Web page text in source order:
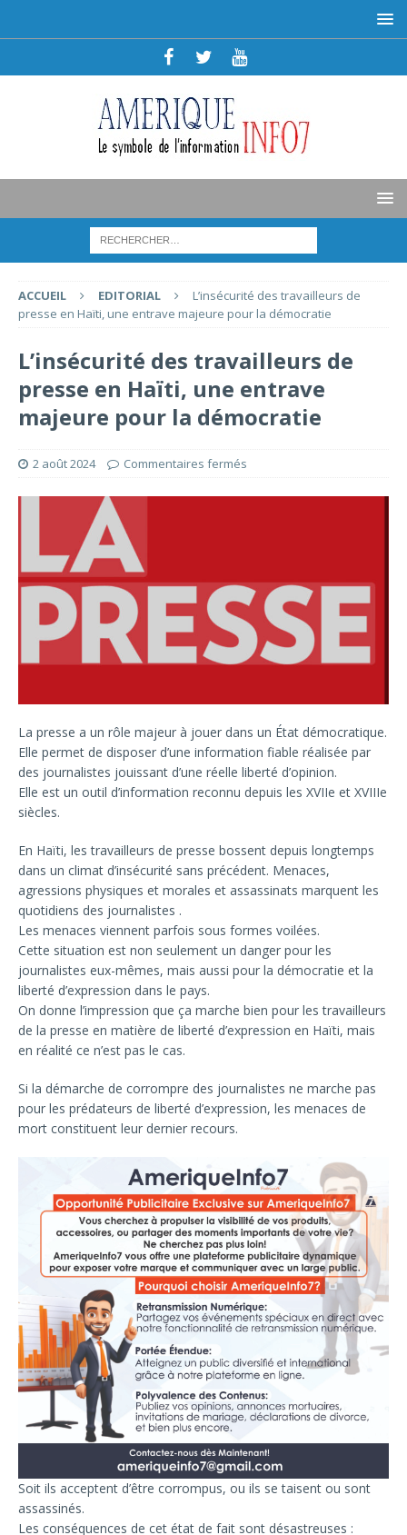
ACCUEIL EDITORIAL
L’insécurité des travailleurs de
presse en Haïti, une entrave majeure pour la démocratie
L’insécurité des travailleurs de
presse en Haïti, une entrave
majeure pour la démocratie
2 août 2024 Commentaires fermés
La presse a un rôle majeur à jouer dans un État démocratique.
Elle permet de disposer d’une information fiable réalisée par
des journalistes jouissant d’une réelle liberté d’opinion.
Elle est un outil d’information reconnu depuis les XVIIe et XVIIIe
siècles.
En Haïti, les travailleurs de presse bossent depuis longtemps
dans un climat d’insécurité sans précédent. Menaces,
agressions physiques et morales et assassinats marquent les
quotidiens des journalistes .
Les menaces viennent parfois sous formes voilées.
Cette situation est non seulement un danger pour les
journalistes eux-mêmes, mais aussi pour la démocratie et la
liberté d’expression dans le pays.
On donne l’impression que ça marche bien pour les travailleurs
de la presse en matière de liberté d’expression en Haïti, mais
en réalité ce n’est pas le cas.
Si la démarche de corrompre des journalistes ne marche pas
pour les prédateurs de liberté d’expression, les menaces de
mort constituent leur dernier recours.
Soit ils acceptent d’être corrompus, ou ils se taisent ou sont
assassinés.
Les conséquences de cet état de fait sont désastreuses :